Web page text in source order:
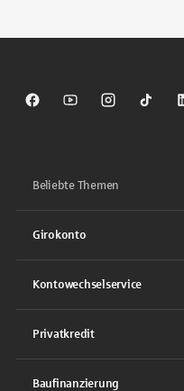
Sparkasse auf Facebook
Sparkasse auf
Sparkasse
Beliebte Themen
Girokonto
Kontowechselservice
Privatkredit
Baufinanzierung